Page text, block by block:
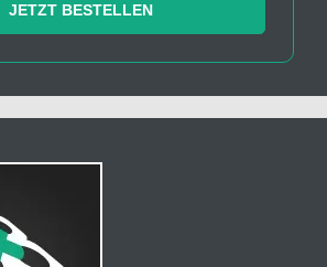
JETZT BESTELLEN